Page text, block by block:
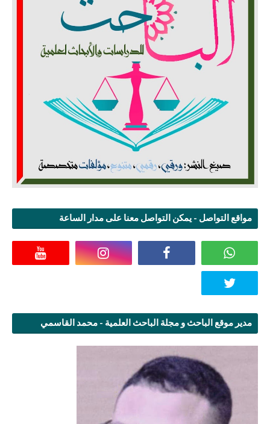
مواقع التواصل - يمكن التواصل معنا على مدار الساعة
مدير موقع الباحث و مجلة الباحث العلمية - محمد القاسمي